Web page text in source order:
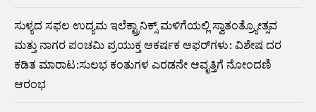
ಸುಳ್ಯದ ಸಫಲ ಉದ್ಯಮ ಇಲೆಕ್ಟ್ರಾನಿಕ್ಸ್ ಮಳಿಗೆಯಲ್ಲಿ ಸ್ವಾತಂತ್ರ್ಯೋತ್ಸವ
ಮತ್ತು ನಾಗರ ಪಂಚಮಿ ಪ್ರಯುಕ್ತ ಆಕರ್ಷಕ ಆಫರ್‌ಗಳು: ವಿಶೇಷ ದರ
ಕಡಿತ ಮಾರಾಟ:ಸುಲಭ ಕಂತುಗಳ ಎರಡನೇ ಆವೃತ್ತಿಗೆ ನೋಂದಣಿ
ಆರಂಭ